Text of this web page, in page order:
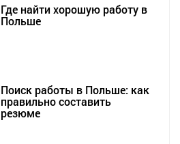
Где найти хорошую работу в
Польше
Поиск работы в Польше: как
правильно составить
резюме